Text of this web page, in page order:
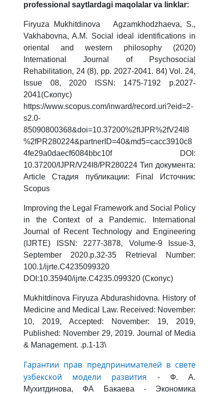
professional saytlardagi maqolalar va linklar:
Firyuza Mukhitdinova Agzamkhodzhaeva, S.,
Vakhabovna, A.M. Social ideal identifications in
oriental and western philosophy (2020)
International Journal of Psychosocial
Rehabilitation, 24 (8), pp. 2027-2041. 84) Vol. 24,
Issue 08, 2020 ISSN: 1475-7192 р.2027-
2041(Скопус)
https://www.scopus.com/inward/record.uri?eid=2-
s2.0-
85090800368&doi=10.37200%2fIJPR%2fV24I8
%2fPR280224&partnerID=40&md5=cacc3910c8
4fe29a0daecf6084bbc10f DOI:
10.37200/IJPR/V24I8/PR280224 Тип документа:
Article Стадия публикации: Final Источник:
Scopus
Improving the Legal Framework and Social Policy
in the Context of a Pandemic. International
Journal of Recent Technology and Engineering
(IJRTE) ISSN: 2277-3878, Volume-9 Issue-3,
September 2020.р.32-35 Retrieval Number:
100.1/ijrte.C4235099320
DOI:10.35940/ijrte.C4235.099320 (Скопус)
Mukhitdinova Firyuza Abdurashidovna. History of
Medicine and Medical Law. Received: November:
10, 2019, Accepted: November: 19, 2019,
Published: November 29, 2019. Journal of Media
& Management. .р.1-13\
Гарантии прав предпринимателей в свете
узбекской модели развития - Ф. А.
Мухитдинова, ФА Бакаева - Экономика